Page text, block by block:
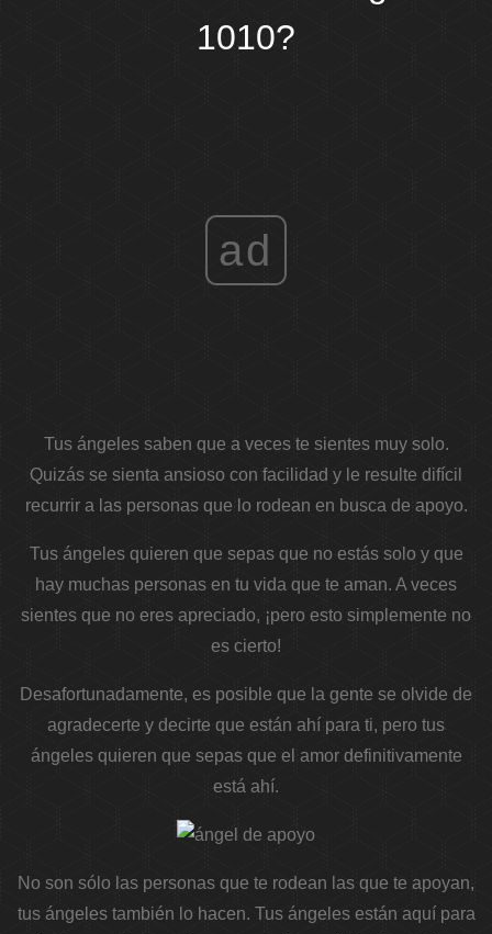
1010?
ad
Tus ángeles saben que a veces te sientes muy solo.
Quizás se sienta ansioso con facilidad y le resulte difícil
recurrir a las personas que lo rodean en busca de apoyo.
Tus ángeles quieren que sepas que no estás solo y que
hay muchas personas en tu vida que te aman. A veces
sientes que no eres apreciado, ¡pero esto simplemente no
es cierto!
Desafortunadamente, es posible que la gente se olvide de
agradecerte y decirte que están ahí para ti, pero tus
ángeles quieren que sepas que el amor definitivamente
está ahí.
No son sólo las personas que te rodean las que te apoyan,
tus ángeles también lo hacen. Tus ángeles están aquí para